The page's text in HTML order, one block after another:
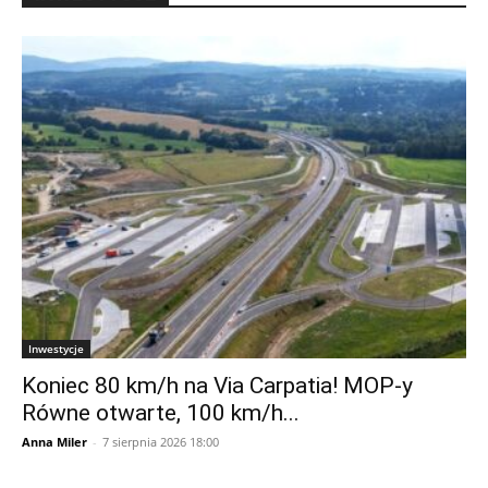
Inwestycje
Koniec 80 km/h na Via Carpatia! MOP-y
Równe otwarte, 100 km/h...
Anna Miler - 7 sierpnia 2026 18:00